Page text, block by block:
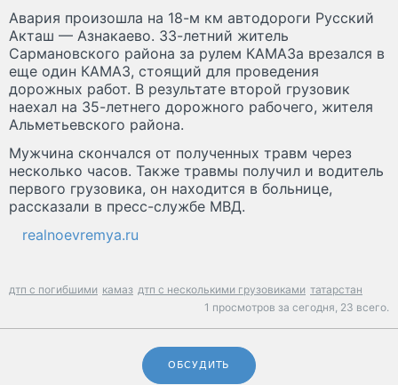
Авария произошла на 18-м км автодороги Русский
Акташ — Азнакаево. 33-летний житель
Сармановского района за рулем КАМАЗа врезался в
еще один КАМАЗ, стоящий для проведения
дорожных работ. В результате второй грузовик
наехал на 35-летнего дорожного рабочего, жителя
Альметьевского района.
Мужчина скончался от полученных травм через
несколько часов. Также травмы получил и водитель
первого грузовика, он находится в больнице,
рассказали в пресс-службе МВД.
realnoevremya.ru
дтп с погибшими камаз дтп с несколькими грузовиками татарстан
1 просмотров за сегодня, 23 всего.
ОБСУДИТЬ